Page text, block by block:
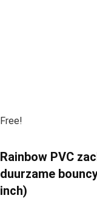
Free!
Rainbow PVC
duurzame
inch)